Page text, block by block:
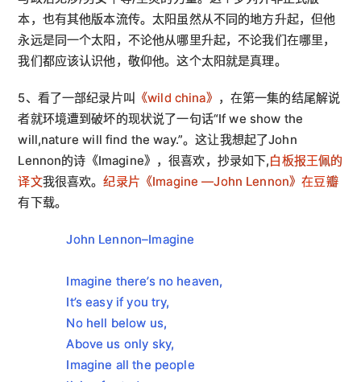
本，也有其他版本流传。太阳虽然从不同的地方升起，但他
永远是同一个太阳，不论他从哪里升起，不论我们在哪里，
我们都应该认识他，敬仰他。这个太阳就是真理。
5、看了一部纪录片叫 《wild china》 ，在第一集的结尾解说
者就环境遭到破坏的现状说了一句话“If we show the
will,nature will find the way.”。这让我想起了John
Lennon的诗《Imagine》，很喜欢，抄录如下,白板报王佩的
译文我很喜欢。纪录片《Imagine —John Lennon》在豆瓣
有下载。
John Lennon–Imagine
Imagine there’s no heaven,
It’s easy if you try,
No hell below us,
Above us only sky,
Imagine all the people